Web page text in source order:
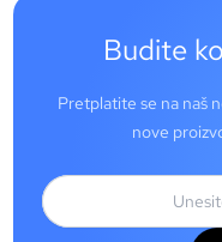
Budite
Pretplatite se na naš
nove